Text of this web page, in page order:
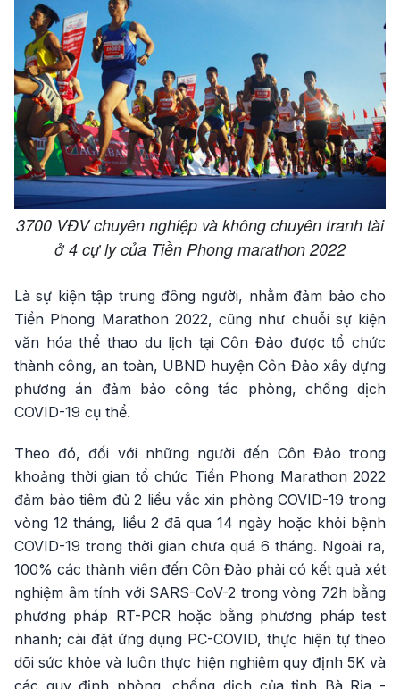
3700 VĐV chuyên nghiệp và không chuyên tranh tài
ở 4 cự ly của Tiền Phong marathon 2022
Là sự kiện tập trung đông người, nhằm đảm bảo cho
Tiền Phong Marathon 2022, cũng như chuỗi sự kiện
văn hóa thể thao du lịch tại Côn Đảo được tổ chức
thành công, an toàn, UBND huyện Côn Đảo xây dựng
phương án đảm bảo công tác phòng, chống dịch
COVID-19 cụ thể.
Theo đó, đối với những người đến Côn Đảo trong
khoảng thời gian tổ chức Tiền Phong Marathon 2022
đảm bảo tiêm đủ 2 liều vắc xin phòng COVID-19 trong
vòng 12 tháng, liều 2 đã qua 14 ngày hoặc khỏi bệnh
COVID-19 trong thời gian chưa quá 6 tháng. Ngoài ra,
100% các thành viên đến Côn Đảo phải có kết quả xét
nghiệm âm tính với SARS-CoV-2 trong vòng 72h bằng
phương pháp RT-PCR hoặc bằng phương pháp test
nhanh; cài đặt ứng dụng PC-COVID, thực hiện tự theo
dõi sức khỏe và luôn thực hiện nghiêm quy định 5K và
các quy định phòng, chống dịch của tỉnh Bà Rịa -